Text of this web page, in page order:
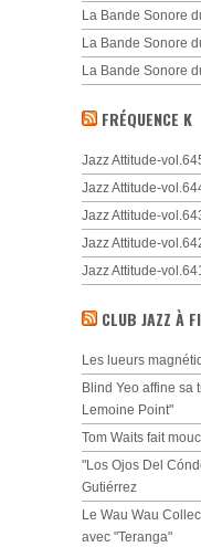
La Bande Sonore
La Bande Sonore
La Bande Sonore
FRÉQUENCE K
Jazz Attitude-
Jazz Attitude-
Jazz Attitude-
Jazz Attitude-
Jazz Attitude-
CLUB JAZZ À
Les lueurs
Blind Yeo affine sa
Lemoine Point"
Tom Waits fait
"Los Ojos Del
Gutiérrez
Le Wau Wau
avec "Teranga"